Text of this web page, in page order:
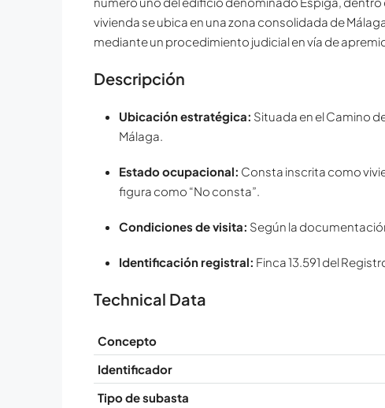
vivienda se ubica en una zona consolidada de
mediante un procedimiento judicial en vía de
Descripción
Ubicación estratégica: Situada en el Camino
Málaga.
Estado ocupacional: Consta inscrita como
figura como “No consta”.
Condiciones de visita: Según la
Identificación registral: Finca 13.591 del
Technical Data
Concepto
Identificador
Tipo de subasta